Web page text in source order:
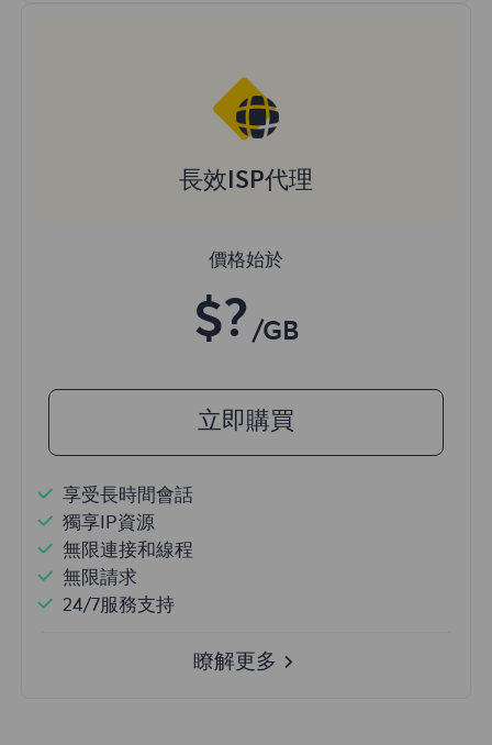
長效ISP代理
價格始於
$? /GB
立即購買
享受長時間會話
獨享IP資源
無限連接和線程
無限請求
24/7服務支持
瞭解更多